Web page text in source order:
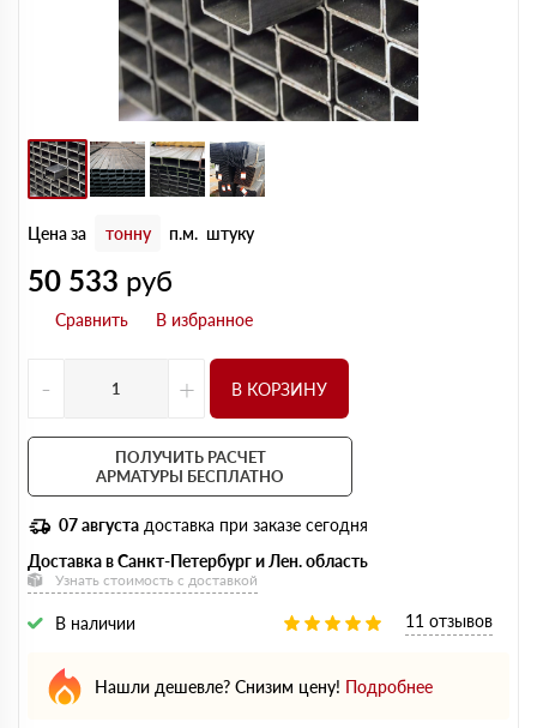
Цена за тонну п.м. штуку
50 533 руб
- + В КОРЗИНУ
ПОЛУЧИТЬ РАСЧЕТ
АРМАТУРЫ БЕСПЛАТНО
07 августа доставка при заказе сегодня
Доставка в Санкт-Петербург и Лен. область
Узнать стоимость с доставкой
В наличии 11 отзывов
Нашли дешевле? Снизим цену! Подробнее